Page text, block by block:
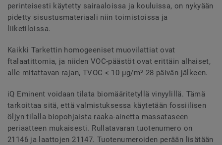
perinteisesti käytetty sairaaloissa ja kouluissa, on nykyään
pidetty sisustusmateriaali niin toimistoissa ja
liiketiloissa.
Kaikki Tarkettin homogeeniset muovilattiat ovat
ftalaatittomia, ja niiden VOC-päästöt ovat erittäin alhaiset,
alle mitattavan rajan, TVOC < 10 µg/m³ 28 päivän jälkeen.
iQ Eminent voidaan tilata biomääritetyllä vinyylillä. Tämä
tarkoittaa sitä, että valmistuksessa käytetään fossiilisen
öljyn tilalla biopohjaista raaka-ainetta massataseen
periaatteen mukaisesti. Rullatavaran tuotenumero on
21146 ja laattojen 21147. Tuotenumeroiden perään lisätään